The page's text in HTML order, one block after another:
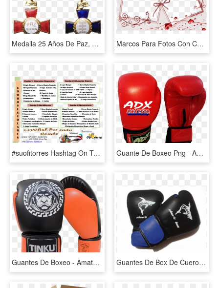
Medalla 25 Años De Paz, HD Png Download Marcos Para Fotos Con Corazones - Marcos Para Fotos De 2, HD Png Download
#suofitorres Hashtag On Twitter - 25 De Abril De 74, HD Png Download Guante De Boxeo Png - Amateur Boxing, Transparent Png
Guantes De Boxeo - Amateur Boxing, HD Png Download Guantes De Box De Cuero Sintetico 12 Oz - Amateur Boxing, HD Png Download